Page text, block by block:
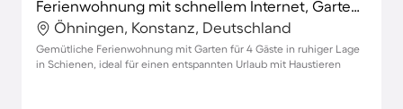
Ferienwohnung mit schnellem Internet, Garten und Grill | Gartenblick
Öhningen, Konstanz, Deutschland
Gemütliche Ferienwohnung mit Garten für 4 Gäste in ruhiger Lage
in Schienen, ideal für einen entspannten Urlaub mit Haustieren